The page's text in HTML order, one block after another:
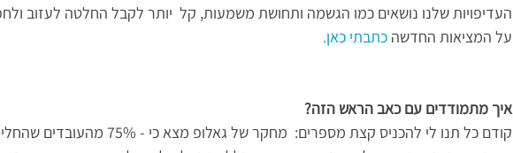
העדיפויות שלנו נושאים כמו הגשמה ותחושת משמעות, קל  יותר לקבל החלטה לעזוב
על המציאות החדשה כתבתי כאן.
איך מתמודדים עם כאב הראש הזה?
קודם כל תנו לי להכניס קצת מספרים:  מחקר